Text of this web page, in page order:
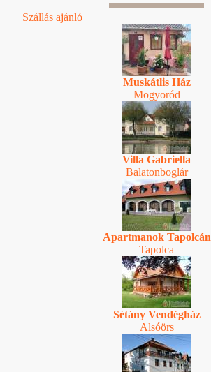
Szállás ajánló
Muskátlis Ház
Mogyoród
Villa Gabriella
Balatonboglár
Apartmanok Tapolcán
Tapolca
Sétány Vendégház
Alsóörs